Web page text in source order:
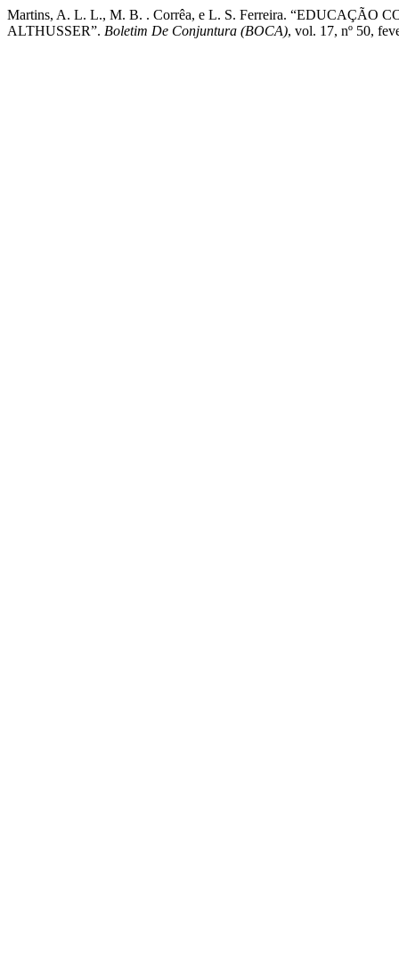
Martins, A. L. L., M. B. . Corrêa, e L. S. Ferreira.
ALTHUSSER”. Boletim De Conjuntura (BOCA), vol. 17, nº 50,